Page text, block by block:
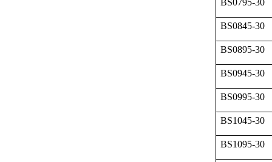
BS0795-30
BS0845-30
BS0895-30
BS0945-30
BS0995-30
BS1045-30
BS1095-30